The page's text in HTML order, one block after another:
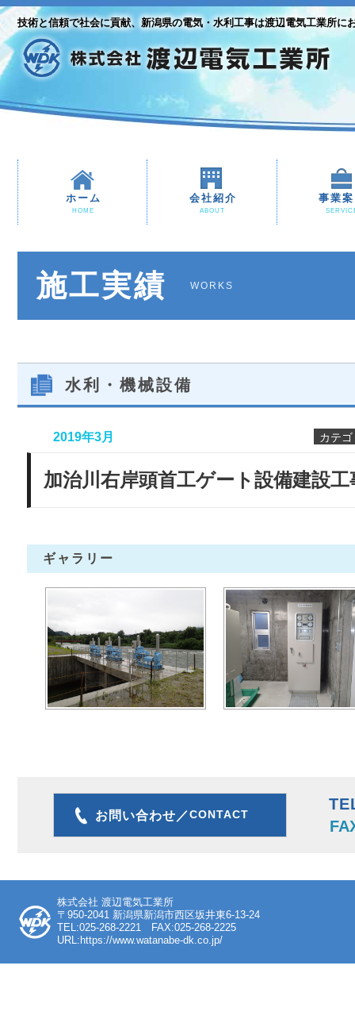
技術と信頼で社会に貢献、新潟県の電気・水利工事は渡辺電気工業所に
ホーム
HOME
会社紹介
ABOUT
事業
施工実績 WORKS
水利・機械設備
2019年3月 カテゴ
加治川右岸頭首工ゲート設備建設工
ギャラリー
お問い合わせ／CONTACT
株式会社 渡辺電気工業所
〒950-2041 新潟県新潟市西区坂井東6-13-24
TEL:025-268-2221 FAX:025-268-2225
URL:https://www.watanabe-dk.co.jp/